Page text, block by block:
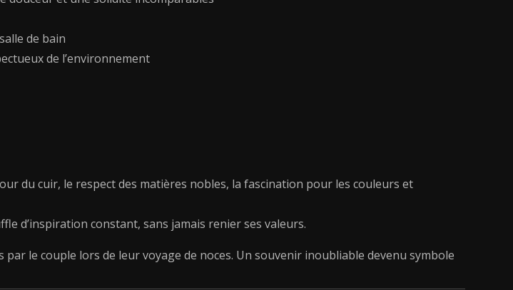
de bain
de l’environnement
du cuir, le respect des matières nobles, la fascination pour les couleurs et
d’inspiration constant, sans jamais renier ses valeurs.
le couple lors de leur voyage de noces. Un souvenir inoubliable devenu symbole